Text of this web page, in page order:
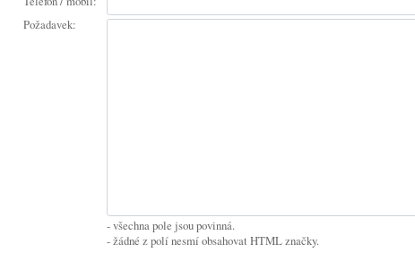
Požadavek:
- všechna pole jsou povinná.
- žádné z polí nesmí obsahovat HTML značky.